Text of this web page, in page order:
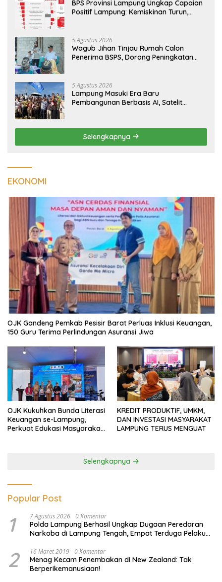
BPS Provinsi Lampung Ungkap Capaian
Positif Lampung: Kemiskinan Turun,
5 Agustus 2026
Wagub Jihan Tinjau Rumah Calon
Penerima BSPS, Dorong Peningkatan
5 Agustus 2026
Lampung Masuki Era Baru
Pembangunan Berbasis AI, Satelit
Selengkapnya
EKONOMI
OJK Gandeng Pemkab Pesisir Barat Perluas Inklusi Keuangan,
150 Guru Terima Perlindungan Asuransi Jiwa
OJK Kukuhkan Bunda Literasi
Keuangan se-Lampung,
Perkuat Edukasi Masyarakat
KREDIT PRODUKTIF, UMKM,
DAN INVESTASI MASYARAKAT
LAMPUNG TERUS MENGUAT
Selengkapnya
Popular Post
1 7 Agustus 2026 0 Komentar
Polda Lampung Berhasil Ungkap Dugaan Peredaran
Narkoba di Lampung Tengah, Empat Terduga Pelaku
2 16 Maret 2019 0 Komentar
Menag Kecam Penembakan di New Zealand: Tak
Berperikemanusiaan!